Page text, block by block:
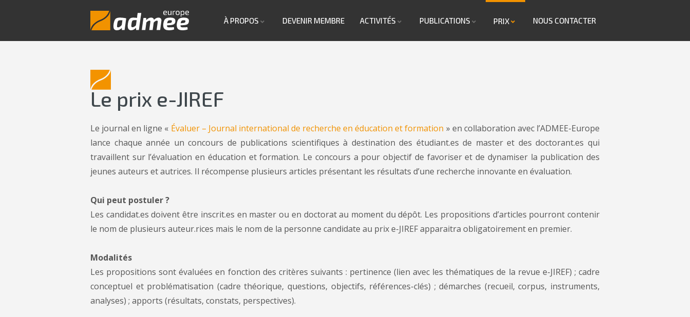
À PROPOS DEVENIR MEMBRE ACTIVITÉS PUBLICATIONS PRIX NOUS CONTACTER
Le prix e-JIREF
Le journal en ligne « Évaluer – Journal international de recherche en éducation et formation » en collaboration avec l’ADMEE-Europe
lance chaque année un concours de publications scientifiques à destination des étudiant.es de master et des doctorant.es qui
travaillent sur l’évaluation en éducation et formation. Le concours a pour objectif de favoriser et de dynamiser la publication des
jeunes auteurs et autrices. Il récompense plusieurs articles présentant les résultats d’une recherche innovante en évaluation.
Qui peut postuler ?
Les candidat.es doivent être inscrit.es en master ou en doctorat au moment du dépôt. Les propositions d’articles pourront contenir
le nom de plusieurs auteur.rices mais le nom de la personne candidate au prix e-JIREF apparaitra obligatoirement en premier.
Modalités
Les propositions sont évaluées en fonction des critères suivants : pertinence (lien avec les thématiques de la revue e-JIREF) ; cadre
conceptuel et problématisation (cadre théorique, questions, objectifs, références-clés) ; démarches (recueil, corpus, instruments,
analyses) ; apports (résultats, constats, perspectives).